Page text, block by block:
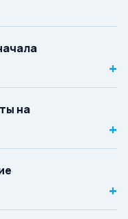
+
на
+
+